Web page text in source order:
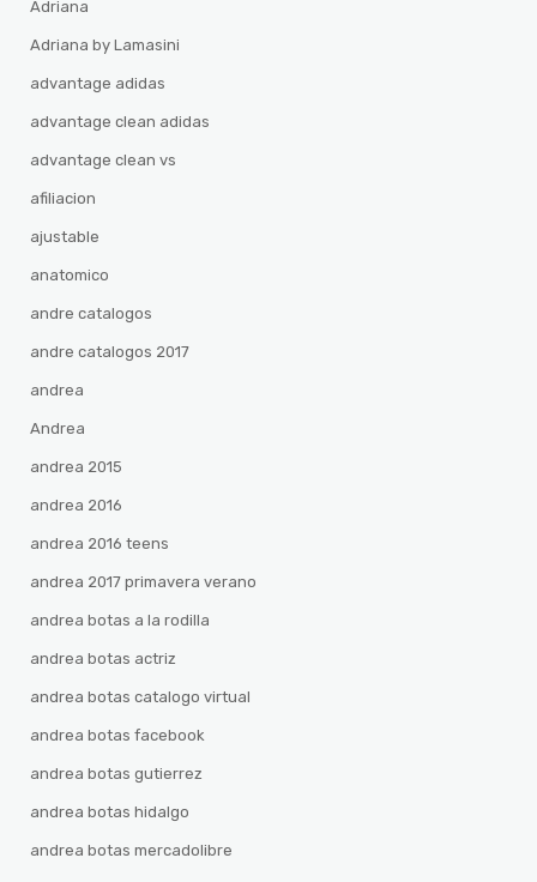
Adriana
Adriana by Lamasini
advantage adidas
advantage clean adidas
advantage clean vs
afiliacion
ajustable
anatomico
andre catalogos
andre catalogos 2017
andrea
Andrea
andrea 2015
andrea 2016
andrea 2016 teens
andrea 2017 primavera verano
andrea botas a la rodilla
andrea botas actriz
andrea botas catalogo virtual
andrea botas facebook
andrea botas gutierrez
andrea botas hidalgo
andrea botas mercadolibre